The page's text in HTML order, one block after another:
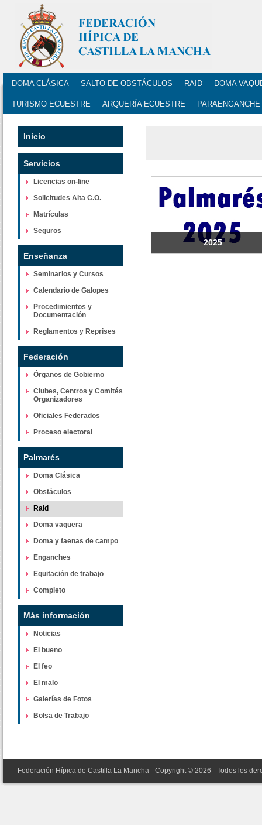
DOMA CLÁSICA SALTO DE OBSTÁCULOS RAID DOMA
TURISMO ECUESTRE ARQUERÍA ECUESTRE PARAENGANCHE
Inicio
Servicios
Licencias on-line
Solicitudes Alta C.O.
Matrículas
Seguros
Enseñanza
Seminarios y Cursos
Calendario de Galopes
Procedimientos y
Documentación
Reglamentos y Reprises
Federación
Órganos de Gobierno
Clubes, Centros y Comités
Organizadores
Oficiales Federados
Proceso electoral
Palmarés
Doma Clásica
Obstáculos
Raid
Doma vaquera
Doma y faenas de campo
Enganches
Equitación de trabajo
Completo
Más información
Noticias
El bueno
El feo
El malo
Galerías de Fotos
Bolsa de Trabajo
2025
Federación Hípica de Castilla La Mancha - Copyright © 2026 - Todos los